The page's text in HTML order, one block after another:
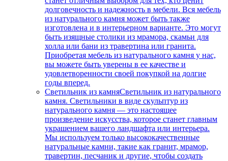
долговечность и надежность в мебели. Вся мебель
из натурального камня может быть также
изготовлена и в интерьерном варианте. Это могут
быть изящные столики из мрамора, скамьи для
холла или бани из травертина или гранита.
Приобретая мебель из натурального камня у нас,
вы можете быть уверены в ее качестве и
удовлетворенности своей покупкой на долгие
годы вперед.
Светильник из камняСветильник из натурального
камня. Светильники в виде скульптур из
натурального камня — это настоящее
произведение искусства, которое станет главным
украшением вашего ландшафта или интерьера.
Мы используем только высококачественные
натуральные камни, такие как гранит, мрамор,
травертин, песчаник и другие, чтобы создать